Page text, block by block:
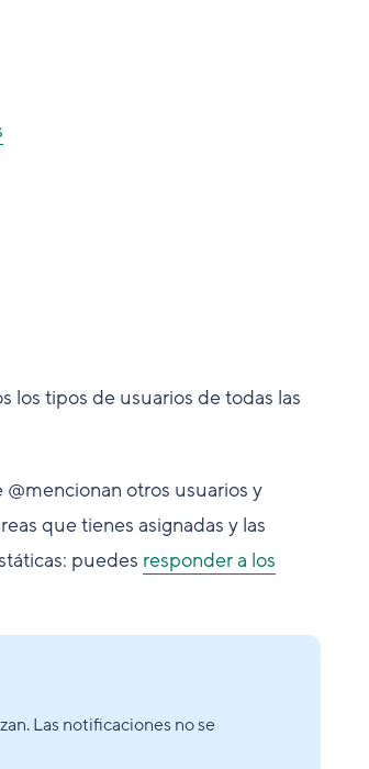
los tipos de usuarios de todas las
otros usuarios y
que tienes asignadas y las
puedes responder a los
Las notificaciones no se